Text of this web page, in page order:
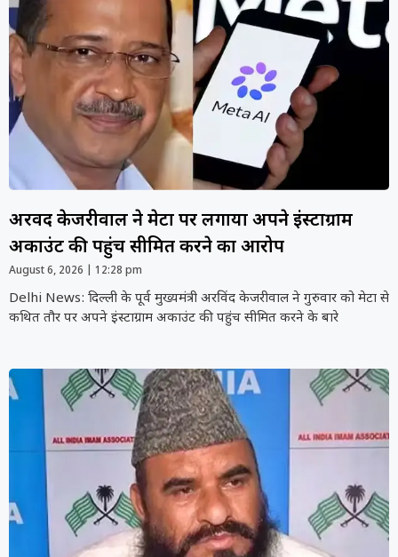
अरविंद केजरीवाल ने मेटा पर लगाया अपने इंस्टाग्राम
अकाउंट की पहुंच सीमित करने का आरोप
August 6, 2026 12:28 pm
Delhi News: दिल्ली के पूर्व मुख्यमंत्री अरविंद केजरीवाल ने गुरुवार को मेटा से
कथित तौर पर अपने इंस्टाग्राम अकाउंट की पहुंच सीमित करने के बारे